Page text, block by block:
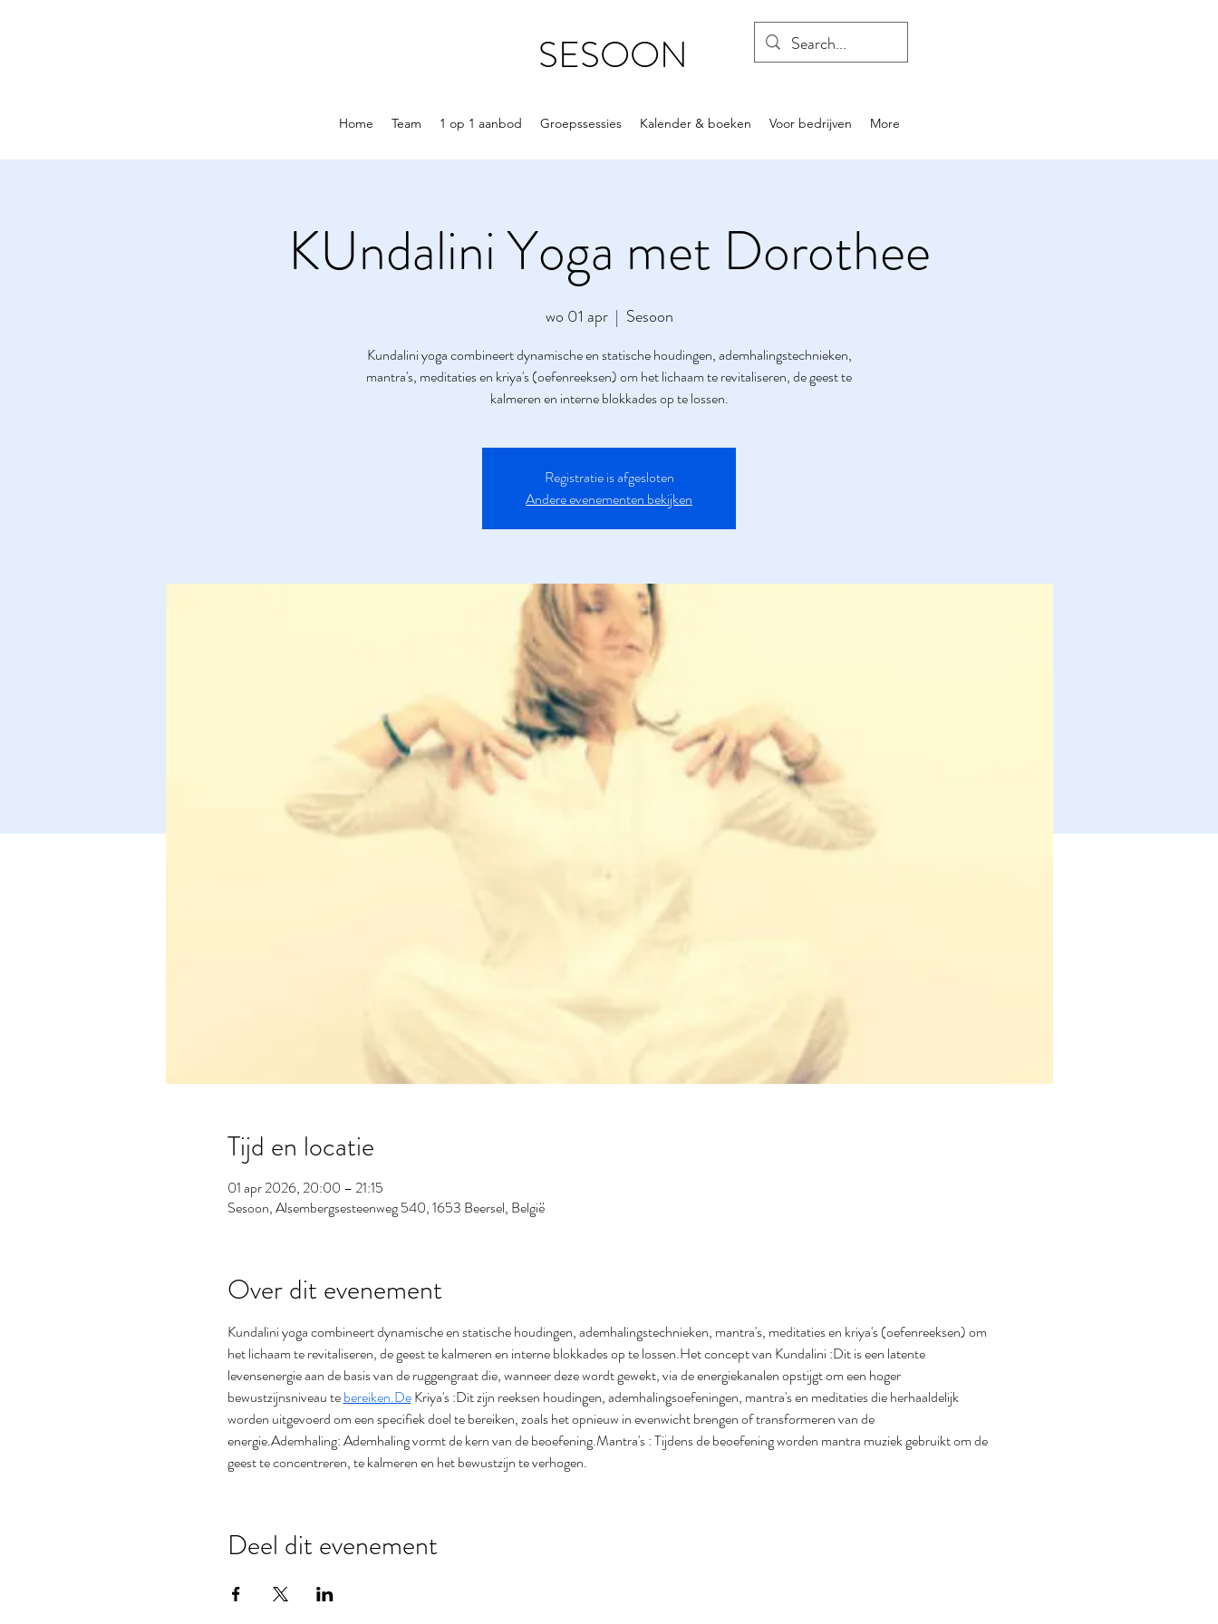
SESOON
Home Team 1 op 1 aanbod Groepssessies Kalender & boeken Voor bedrijven More
KUndalini Yoga met Dorothee
wo 01 apr
  |
Sesoon
Kundalini yoga combineert dynamische en statische houdingen, ademhalingstechnieken,
mantra's, meditaties en kriya's (oefenreeksen) om het lichaam te revitaliseren, de geest te
kalmeren en interne blokkades op te lossen.
Registratie is afgesloten
Andere evenementen bekijken
Tijd en locatie
01 apr 2026, 20:00 – 21:15
Sesoon, Alsembergsesteenweg 540, 1653 Beersel, België
Over dit evenement
Kundalini yoga combineert dynamische en statische houdingen, ademhalingstechnieken, mantra's, meditaties en kriya's (oefenreeksen) om
het lichaam te revitaliseren, de geest te kalmeren en interne blokkades op te lossen.Het concept van Kundalini :Dit is een latente
levensenergie aan de basis van de ruggengraat die, wanneer deze wordt gewekt, via de energiekanalen opstijgt om een hoger
bewustzijnsniveau te bereiken.De Kriya's :Dit zijn reeksen houdingen, ademhalingsoefeningen, mantra's en meditaties die herhaaldelijk
worden uitgevoerd om een specifiek doel te bereiken, zoals het opnieuw in evenwicht brengen of transformeren van de
energie.Ademhaling: Ademhaling vormt de kern van de beoefening.Mantra's : Tijdens de beoefening worden mantra muziek gebruikt om de
geest te concentreren, te kalmeren en het bewustzijn te verhogen.
Deel dit evenement